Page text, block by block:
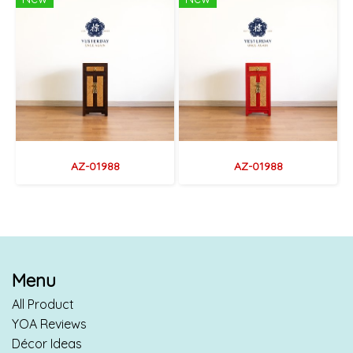
AZ-01988 AZ-01988
Menu
All Product
YOA Reviews
Décor Ideas